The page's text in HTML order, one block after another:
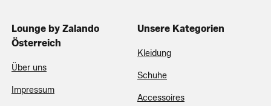
Lounge by Zalando
Österreich
Über uns
Impressum
Unsere Kategorien
Kleidung
Schuhe
Accessoires